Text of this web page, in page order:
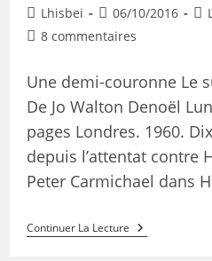
Lhisbei 06/10/2016
8 commentaires
Une demi-couronne Le
De Jo Walton Denoël
pages Londres. 1960.
depuis l’attentat contre
Peter Carmichael dans
Continuer La Lecture